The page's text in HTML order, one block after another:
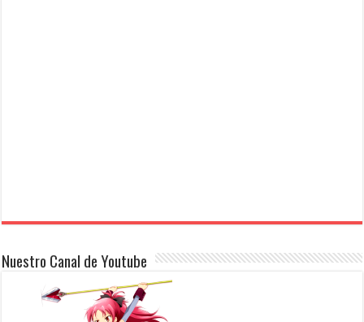
Nuestro Canal de Youtube